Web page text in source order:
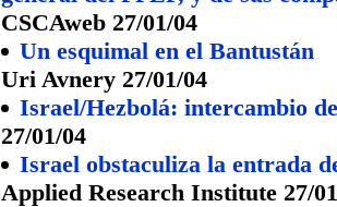
CSCAweb 27/01/04
Un esquimal en el Bantustán
Uri Avnery 27/01/04
Israel/Hezbolá: intercambio
27/01/04
Israel obstaculiza la entrada
Applied Research Institute 27/